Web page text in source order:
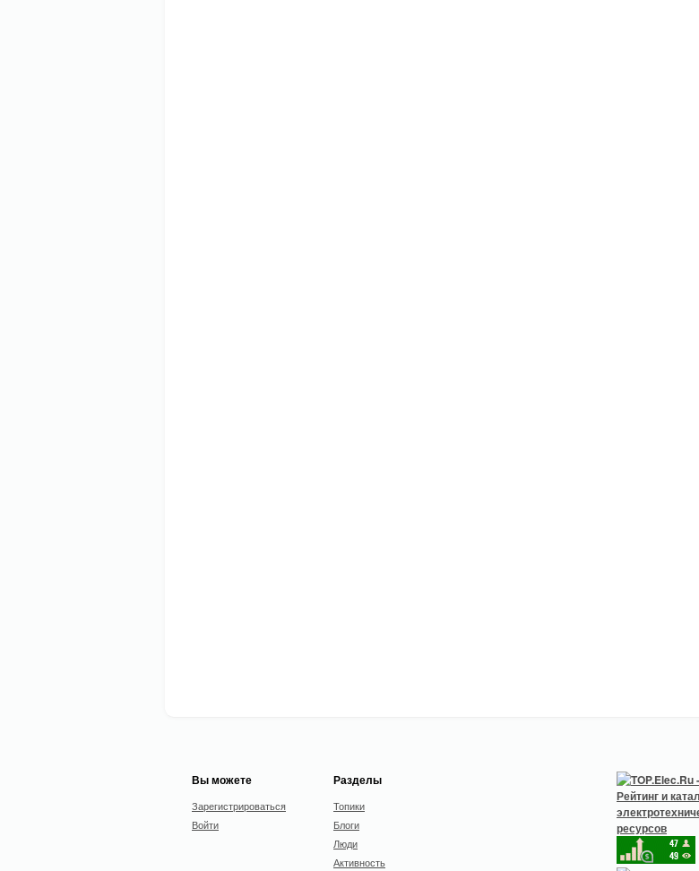
Вы можете
Зарегистрироваться
Войти
Разделы
Топики
Блоги
Люди
Активность